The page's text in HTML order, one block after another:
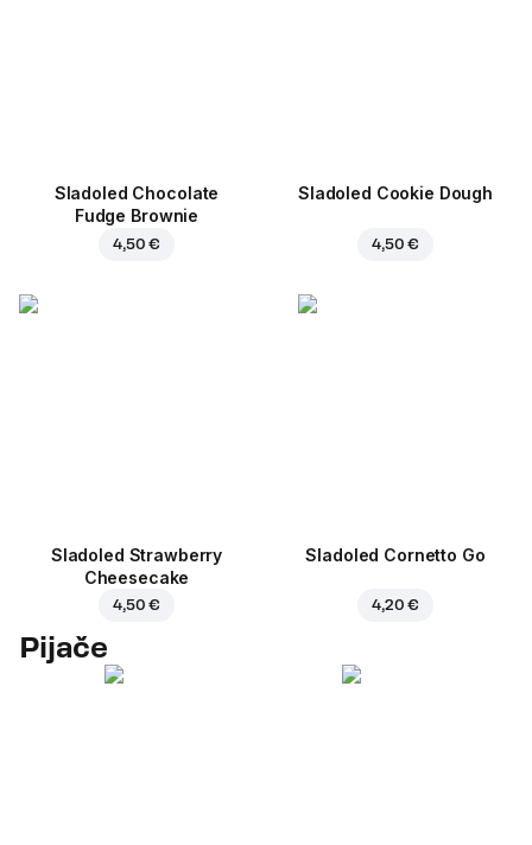
Sladoled Chocolate
Fudge Brownie
4,50 €
Sladoled Cookie Dough
4,50 €
Sladoled Strawberry
Cheesecake
4,50 €
Sladoled Cornetto Go
4,20 €
Pijače